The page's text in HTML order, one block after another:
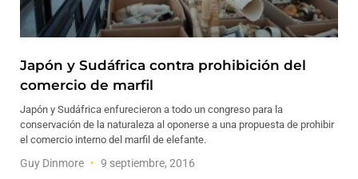
Japón y Sudáfrica contra prohibición del
comercio de marfil
Japón y Sudáfrica enfurecieron a todo un congreso para la
conservación de la naturaleza al oponerse a una propuesta de prohibir
el comercio interno del marfil de elefante.
Guy Dinmore 9 septiembre, 2016